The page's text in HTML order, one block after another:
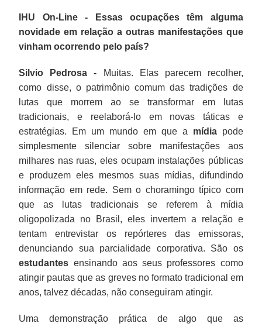
IHU On-Line - Essas ocupações têm alguma
novidade em relação a outras manifestações que
vinham ocorrendo pelo país?
Silvio Pedrosa - Muitas. Elas parecem recolher,
como disse, o patrimônio comum das tradições de
lutas que morrem ao se transformar em lutas
tradicionais, e reelaborá-lo em novas táticas e
estratégias. Em um mundo em que a mídiapode
simplesmente silenciar sobre manifestações aos
milhares nas ruas, eles ocupam instalações públicas
e produzem eles mesmos suas mídias, difundindo
informação em rede. Sem o choramingo típico com
que as lutas tradicionais se referem à mídia
oligopolizada no Brasil, eles invertem a relação e
tentam entrevistar os repórteres das emissoras,
denunciando sua parcialidade corporativa. São os
estudantes ensinando aos seus professores como
atingir pautas que as greves no formato tradicional em
anos, talvez décadas, não conseguiram atingir.
Uma demonstração prática de algo que as